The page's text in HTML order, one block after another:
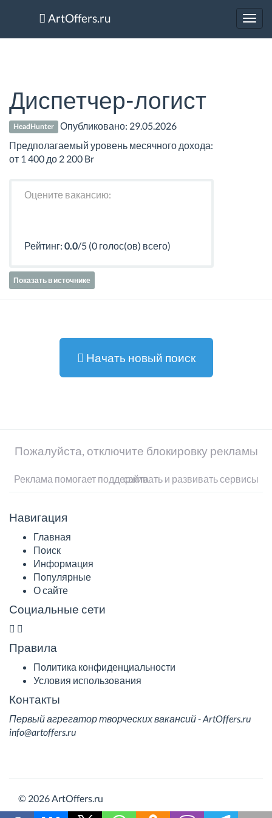
ArtOffers.ru
Диспетчер-логист
HeadHunter Опубликовано: 29.05.2026
Предполагаемый уровень месячного дохода:
от 1 400 до 2 200 Br
Оцените вакансию:
Рейтинг: 0.0/5 (0 голос(ов) всего)
Показать в источнике
Начать новый поиск
Пожалуйста, отключите блокировку рекламы
Реклама помогает поддерживать и развивать сервисы сайта
Навигация
Главная
Поиск
Информация
Популярные
О сайте
Социальные сети
Правила
Политика конфиденциальности
Условия использования
Контакты
Первый агрегатор творческих вакансий - ArtOffers.ru
info@artoffers.ru
© 2026 ArtOffers.ru